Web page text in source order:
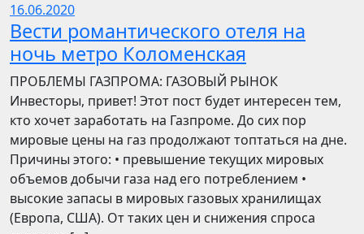
16.06.2020
Вести романтического отеля на
ночь метро Коломенская
ПРОБЛЕМЫ ГАЗПРОМА: ГАЗОВЫЙ РЫНОК
Инвесторы, привет! Этот пост будет интересен тем,
кто хочет заработать на Газпроме. До сих пор
мировые цены на газ продолжают топтаться на дне.
Причины этого: • превышение текущих мировых
объемов добычи газа над его потреблением •
высокие запасы в мировых газовых хранилищах
(Европа, США). От таких цен и снижения спроса